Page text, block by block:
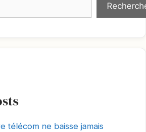
télécom ne baisse jamais